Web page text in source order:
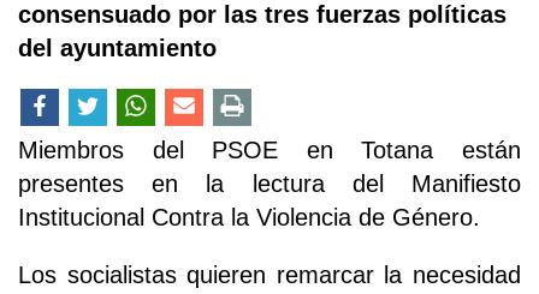
consensuado por las tres fuerzas políticas
del ayuntamiento
Miembros del PSOE en Totana están
presentes en la lectura del Manifiesto
Institucional Contra la Violencia de Género.
Los socialistas quieren remarcar la necesidad